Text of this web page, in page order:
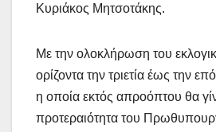
Κυριάκος Μητσοτάκης.
Με την ολοκλήρωση του
ορίζοντα την τριετία έως την
η οποία εκτός απροόπτου θα
προτεραιότητα του